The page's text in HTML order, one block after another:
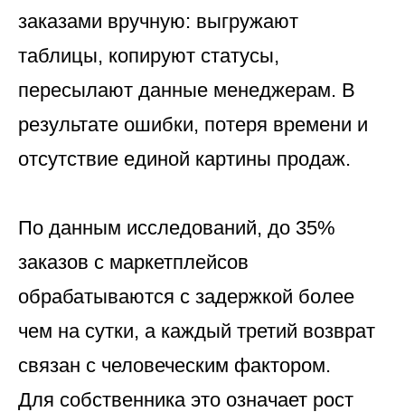
заказами вручную: выгружают
таблицы, копируют статусы,
пересылают данные менеджерам. В
результате ошибки, потеря времени и
отсутствие единой картины продаж.
По данным исследований, до 35%
заказов с маркетплейсов
обрабатываются с задержкой более
чем на сутки, а каждый третий возврат
связан с человеческим фактором.
Для собственника это означает рост